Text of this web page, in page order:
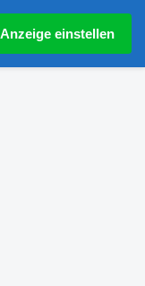
einstellen